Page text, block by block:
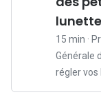
15 min ·
Générale
régler vos